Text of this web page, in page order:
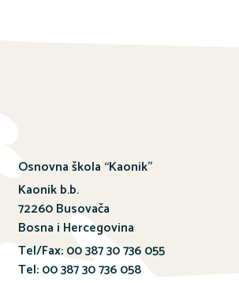
Osnovna škola “Kaonik”
Kaonik b.b.
72260 Busovača
Bosna i Hercegovina
Tel/Fax: 00 387 30 736 055
Tel: 00 387 30 736 058